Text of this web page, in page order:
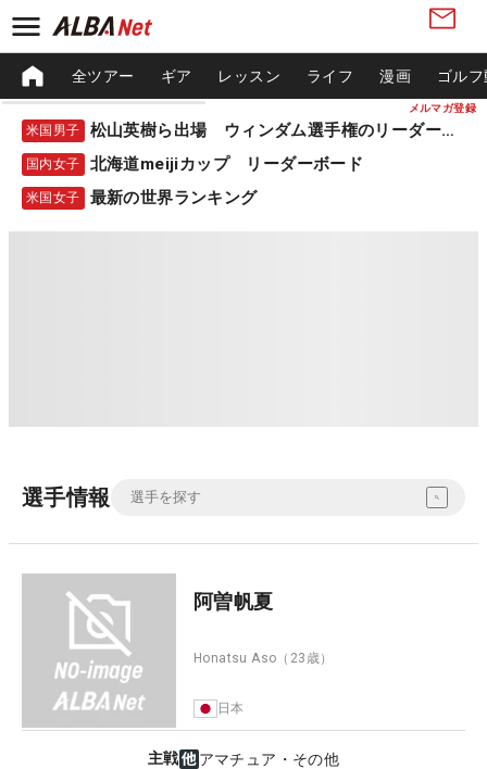
メルマガ登録
全ツアー ギア レッスン ライフ 漫画 ゴル
米国男子 松山英樹ら出場 ウィンダム選手権のリーダーボード
国内女子 北海道meijiカップ リーダーボード
米国女子 最新の世界ランキング
選手情報
阿曽帆夏
Honatsu Aso （23歳）
日本
主戦 アマチュア・その他